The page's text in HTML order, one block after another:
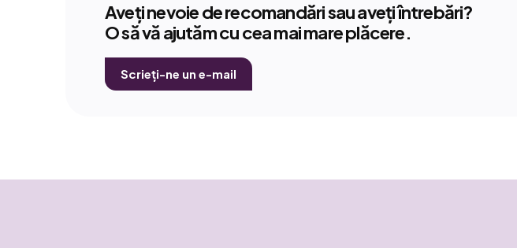
Aveți nevoie de recomandări sau aveți întrebări?
O să vă ajutăm cu cea mai mare plăcere.
Scrieți-ne un e-mail